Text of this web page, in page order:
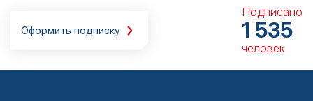
Оформить подписку
Подписано
1 535
человек